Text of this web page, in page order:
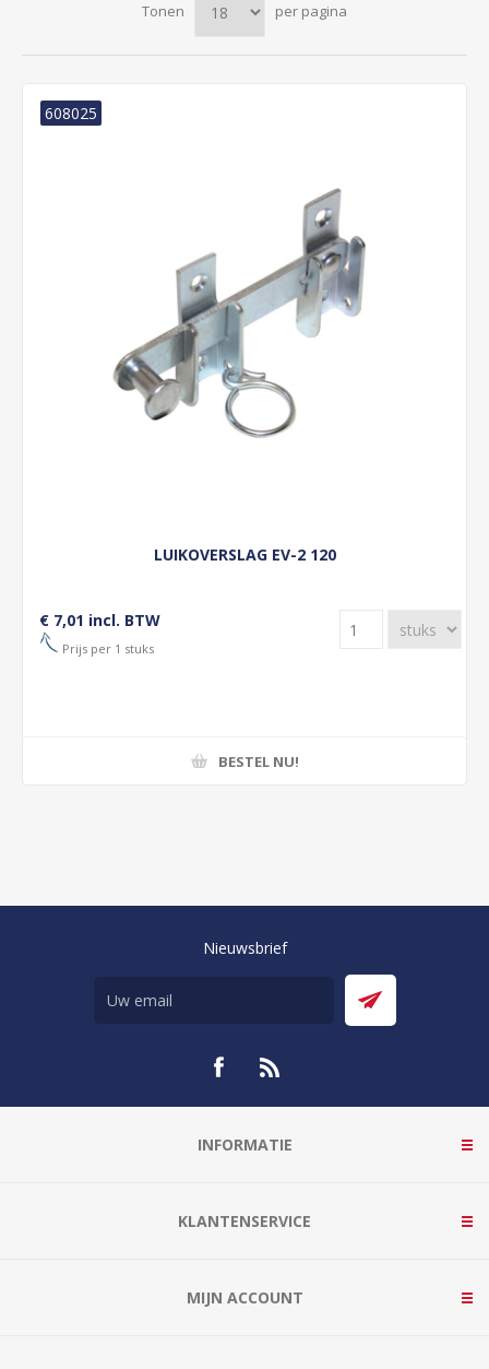
Tonen per pagina
LUIKOVERSLAG EV-2 120
608025
€ 7,01 incl. BTW
Prijs per 1 stuks
BESTEL NU!
Nieuwsbrief
INFORMATIE
KLANTENSERVICE
MIJN ACCOUNT